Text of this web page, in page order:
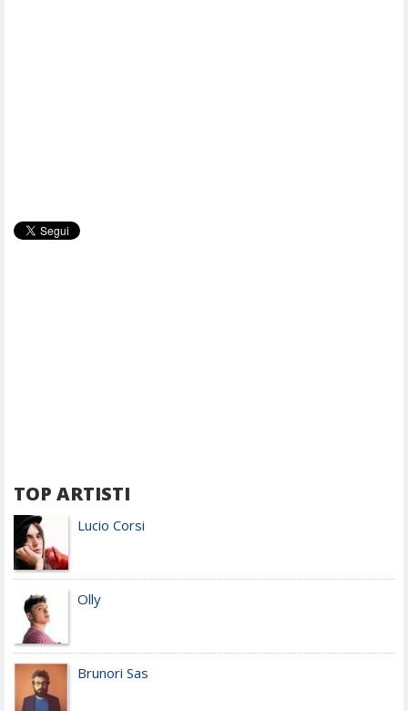
TOP ARTISTI
Lucio Corsi
Olly
Brunori Sas